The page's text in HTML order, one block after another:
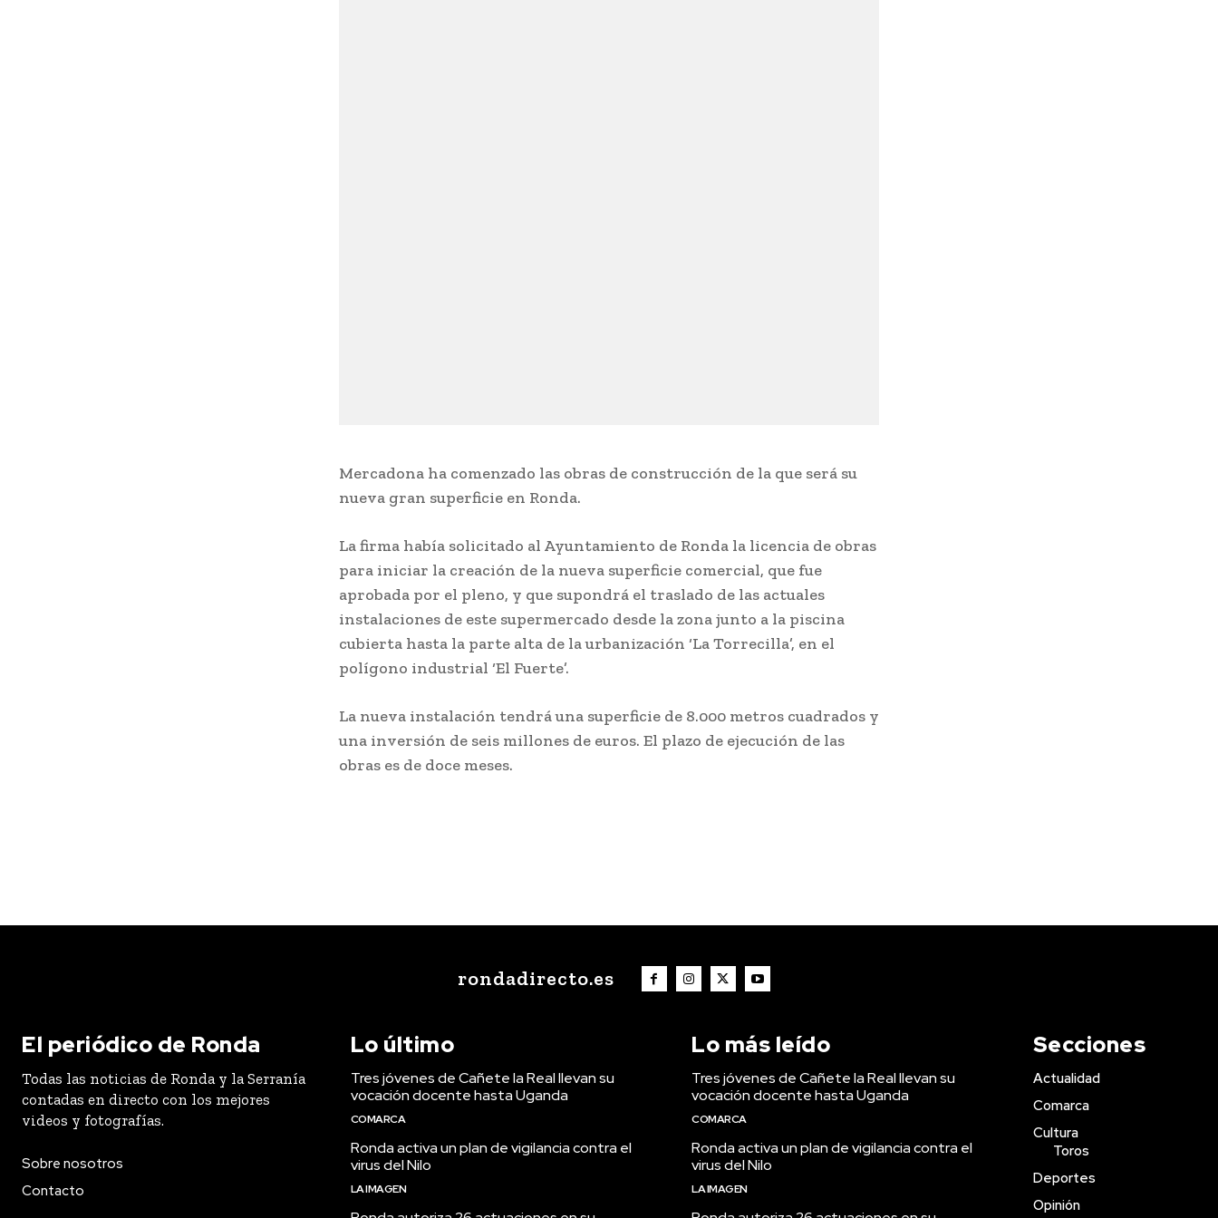
Mercadona ha comenzado las obras de construcción de la que será su
nueva gran superficie en Ronda.
La firma había solicitado al Ayuntamiento de Ronda la licencia de obras
para iniciar la creación de la nueva superficie comercial, que fue
aprobada por el pleno, y que supondrá el traslado de las actuales
instalaciones de este supermercado desde la zona junto a la piscina
cubierta hasta la parte alta de la urbanización ‘La Torrecilla’, en el
polígono industrial ‘El Fuerte’.
La nueva instalación tendrá una superficie de 8.000 metros cuadrados y
una inversión de seis millones de euros. El plazo de ejecución de las
obras es de doce meses.
rondadirecto.es
El periódico de Ronda
Todas las noticias de Ronda y la Serranía
contadas en directo con los mejores
videos y fotografías.
Sobre nosotros
Contacto
Lo último
Tres jóvenes de Cañete la Real llevan su
vocación docente hasta Uganda
COMARCA
Ronda activa un plan de vigilancia contra el
virus del Nilo
LA IMAGEN
Lo más leído
Tres jóvenes de Cañete la Real llevan su
vocación docente hasta Uganda
COMARCA
Ronda activa un plan de vigilancia contra el
virus del Nilo
LA IMAGEN
Secciones
Actualidad
Comarca
Cultura
Toros
Deportes
Opinión